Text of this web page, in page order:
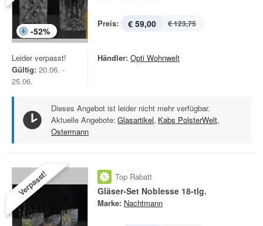
-52%
Preis: € 59,00 € 123,75
Leider verpasst!
Gültig: 20.06. -
25.06.
Händler: Opti Wohnwelt
Dieses Angebot ist leider nicht mehr verfügbar.
Aktuelle Angebote: Glasartikel, Kabs PolsterWelt,
Ostermann
Verpasst! Top Rabatt
Gläser-Set Noblesse 18-tlg.
Marke: Nachtmann